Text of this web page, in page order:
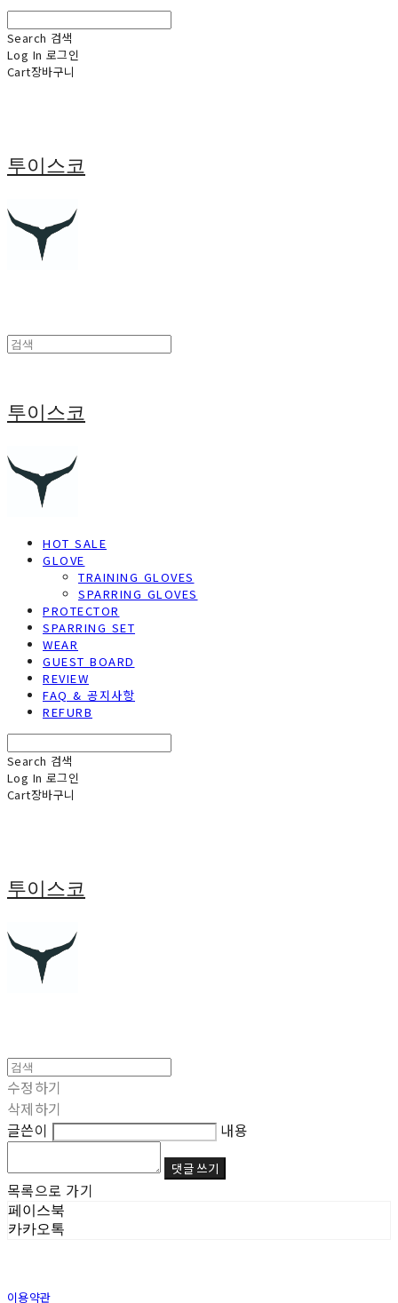
Search 검색
Log In 로그인
Cart장바구니
투이스코
투이스코
HOT SALE
GLOVE
TRAINING GLOVES
SPARRING GLOVES
PROTECTOR
SPARRING SET
WEAR
GUEST BOARD
REVIEW
FAQ & 공지사항
REFURB
Search 검색
Log In 로그인
Cart장바구니
투이스코
수정하기
삭제하기
글쓴이
내용
댓글 쓰기
목록으로 가기
페이스북
카카오톡
이용약관